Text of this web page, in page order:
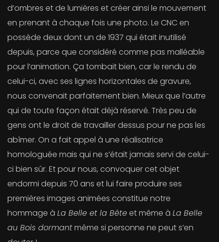
d’ombres et de lumières et créer ainsi le mouvement
en prenant à chaque fois une photo. Le CNC en
possède deux dont un de 1937 qui était inutilisé
depuis, parce que considéré comme pas malléable
pour l’animation. Ça tombait bien, car le rendu de
celui-ci, avec ses lignes horizontales de gravure,
nous convenait parfaitement bien. Mieux que l’autre
qui de toute façon était déjà réservé. Très peu de
gens ont le droit de travailler dessus pour ne pas les
abîmer. On a fait appel à une réalisatrice
homologuée mais qui ne s’était jamais servi de celui-
ci bien sûr. Et pour nous, convoquer cet objet
endormi depuis 70 ans et lui faire produire ses
premières images animées constitue notre
hommage à La Belle et la Bêteet même à La Belle
au Bois dormantmême si personne ne peut s’en